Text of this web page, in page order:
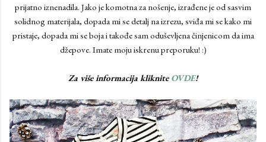
prijatno iznenadila. Jako je komotna za nošenje, izrađene je od sasvim
solidnog materijala, dopada mi se detalj na izrezu, sviđa mi se kako mi
pristaje, dopada mi se boja i takođe sam oduševljena činjenicom da ima
džepove. Imate moju iskrenu preporuku! :)
Za više informacija kliknite OVDE!